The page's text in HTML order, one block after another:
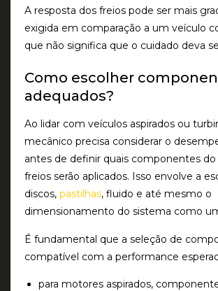
A resposta dos freios pode ser mais
exigida em comparação a um veículo
que não significa que o cuidado deva
Como escolher
adequados?
Ao lidar com veículos aspirados ou
mecânico precisa considerar o
antes de definir quais componentes
freios serão aplicados. Isso envolve a
discos, pastilhas, fluido e até mesmo o
dimensionamento do sistema como
É fundamental que a seleção de
compatível com a performance
para motores aspirados,